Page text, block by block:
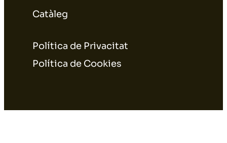
Catàleg
Política de Privacitat
Política de Cookies